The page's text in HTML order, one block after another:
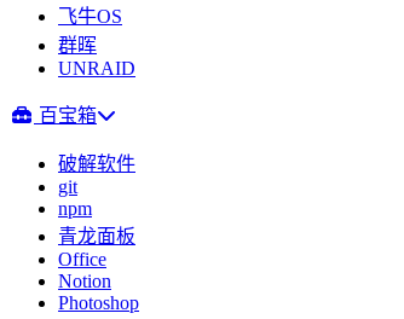
飞牛OS
群晖
UNRAID
百宝箱
破解软件
git
npm
青龙面板
Office
Notion
Photoshop